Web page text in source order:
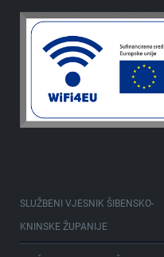
SLUŽBENI VJESNIK ŠIBENSKO-
KNINSKE ŽUPANIJE